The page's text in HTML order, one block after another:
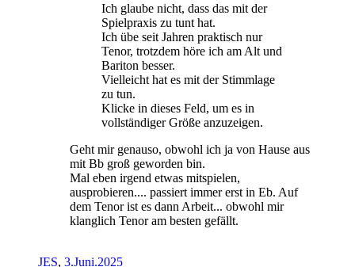
Ich glaube nicht, dass das mit der
Spielpraxis zu tunt hat.
Ich übe seit Jahren praktisch nur
Tenor, trotzdem höre ich am Alt und
Bariton besser.
Vielleicht hat es mit der Stimmlage
zu tun.
Klicke in dieses Feld, um es in
vollständiger Größe anzuzeigen.
Geht mir genauso, obwohl ich ja von Hause aus
mit Bb groß geworden bin.
Mal eben irgend etwas mitspielen,
ausprobieren.... passiert immer erst in Eb. Auf
dem Tenor ist es dann Arbeit... obwohl mir
klanglich Tenor am besten gefällt.
JES, 3.Juni.2025